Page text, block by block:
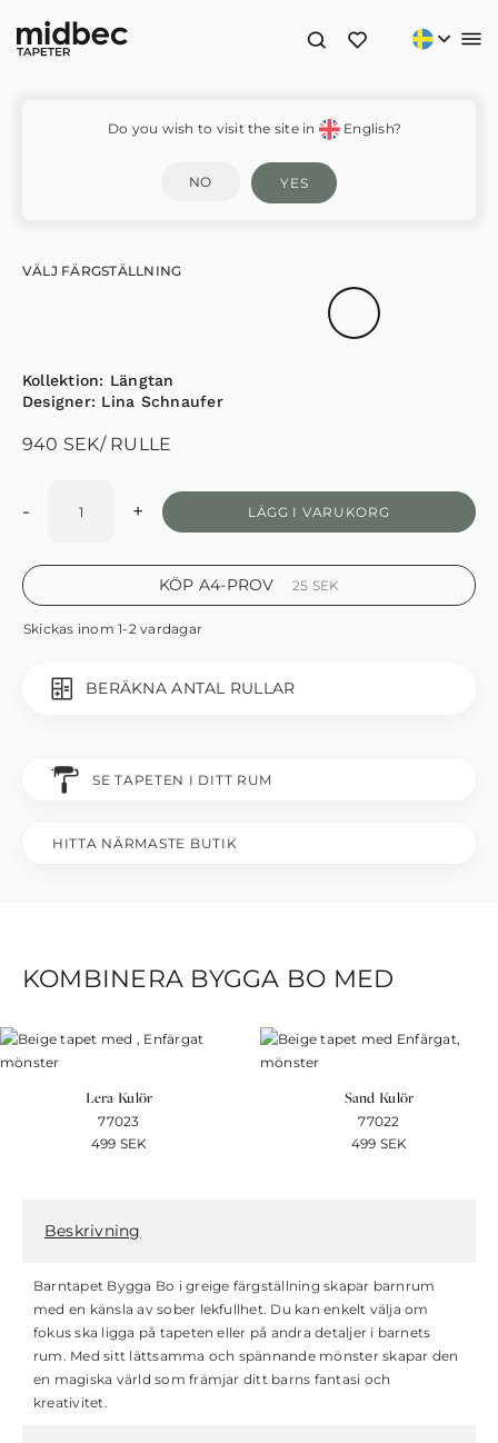
Bygga Bo – 63006
Kollektion: Längtan
Designer: Lina Schnaufer
VÄLJ FÄRGSTÄLLNING
940 SEK/ RULLE
- + LÄGG I VARUKORG
Skickas inom 1-2 vardagar
BERÄKNA ANTAL RULLAR
KÖP A4-PROV 25 SEK
SE TAPETEN I DITT RUM
HITTA NÄRMASTE BUTIK
KOMBINERA BYGGA BO MED
Lera Kulör
77023
499 SEK
Sand Kulör
77022
499 SEK
Beskrivning
Barntapet Bygga Bo i greige färgställning skapar barnrum
med en känsla av sober lekfullhet. Du kan enkelt välja om
fokus ska ligga på tapeten eller på andra detaljer i barnets
rum. Med sitt lättsamma och spännande mönster skapar den
en magiska värld som främjar ditt barns fantasi och
kreativitet.
Do you wish to visit the site in English?
NO YES